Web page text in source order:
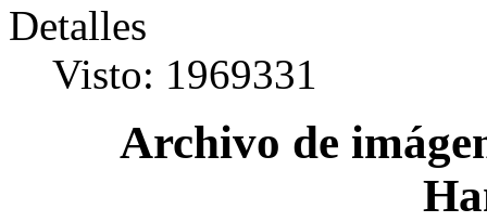
Detalles
Visto: 1969331
Archivo de